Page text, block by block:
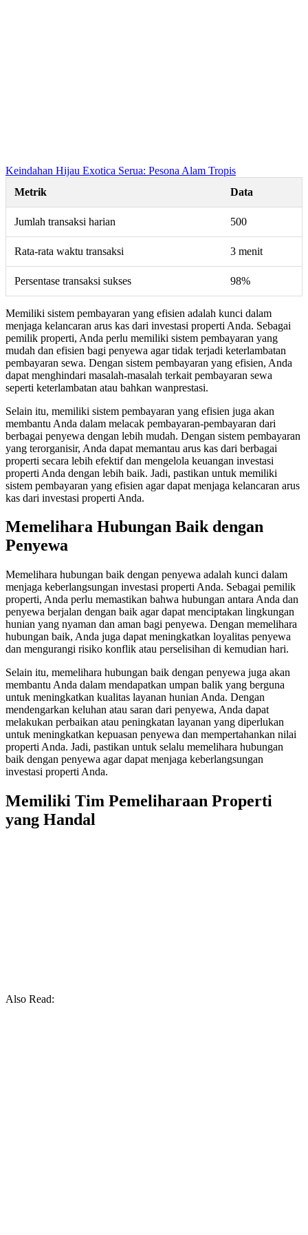
Keindahan Hijau Exotica Serua: Pesona Alam Tropis
Metrik
Data
Jumlah transaksi harian 500
Rata-rata waktu transaksi 3 menit
Persentase transaksi sukses 98%
Memiliki sistem pembayaran yang efisien adalah kunci dalam
menjaga kelancaran arus kas dari investasi properti Anda. Sebagai
pemilik properti, Anda perlu memiliki sistem pembayaran yang
mudah dan efisien bagi penyewa agar tidak terjadi keterlambatan
pembayaran sewa. Dengan sistem pembayaran yang efisien, Anda
dapat menghindari masalah-masalah terkait pembayaran sewa
seperti keterlambatan atau bahkan wanprestasi.
Selain itu, memiliki sistem pembayaran yang efisien juga akan
membantu Anda dalam melacak pembayaran-pembayaran dari
berbagai penyewa dengan lebih mudah. Dengan sistem pembayaran
yang terorganisir, Anda dapat memantau arus kas dari berbagai
properti secara lebih efektif dan mengelola keuangan investasi
properti Anda dengan lebih baik. Jadi, pastikan untuk memiliki
sistem pembayaran yang efisien agar dapat menjaga kelancaran arus
kas dari investasi properti Anda.
Memelihara Hubungan Baik dengan
Penyewa
Memelihara hubungan baik dengan penyewa adalah kunci dalam
menjaga keberlangsungan investasi properti Anda. Sebagai pemilik
properti, Anda perlu memastikan bahwa hubungan antara Anda dan
penyewa berjalan dengan baik agar dapat menciptakan lingkungan
hunian yang nyaman dan aman bagi penyewa. Dengan memelihara
hubungan baik, Anda juga dapat meningkatkan loyalitas penyewa
dan mengurangi risiko konflik atau perselisihan di kemudian hari.
Selain itu, memelihara hubungan baik dengan penyewa juga akan
membantu Anda dalam mendapatkan umpan balik yang berguna
untuk meningkatkan kualitas layanan hunian Anda. Dengan
mendengarkan keluhan atau saran dari penyewa, Anda dapat
melakukan perbaikan atau peningkatan layanan yang diperlukan
untuk meningkatkan kepuasan penyewa dan mempertahankan nilai
properti Anda. Jadi, pastikan untuk selalu memelihara hubungan
baik dengan penyewa agar dapat menjaga keberlangsungan
investasi properti Anda.
Memiliki Tim Pemeliharaan Properti
yang Handal
Also Read: